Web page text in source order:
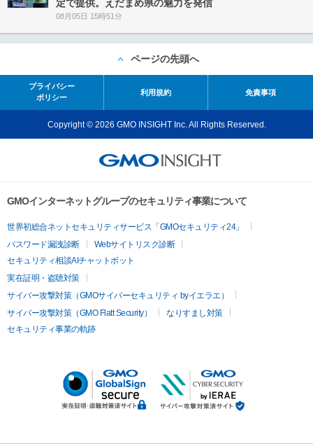
定で提供。えだまめ県の魅力を発信
08月05日 15時51分
ページの先頭へ
プライバシー
ポリシー
利用規約 免責事項
Copyright © 2026 GMO INSIGHT Inc. All Rights Reserved.
GMOインターネットグループのセキュリティ事業について
世界初総合ネットセキュリティサービス「GMOセキュリティ24」
パスワード漏洩診断
Webサイトリスク診断
セキュリティ相談AIチャットボット
実在証明・盗聴対策
サイバー攻撃対策（GMOサイバーセキュリティ byイエラエ）
サイバー攻撃対策（GMO Flatt Security）
なりすまし対策
セキュリティ事業の軌跡